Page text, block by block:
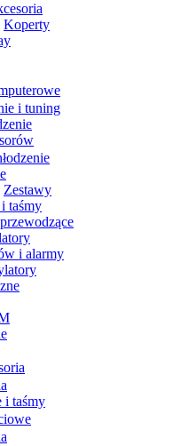
Koperty
i tuning
Zestawy
taśmy
i alarmy
i taśmy